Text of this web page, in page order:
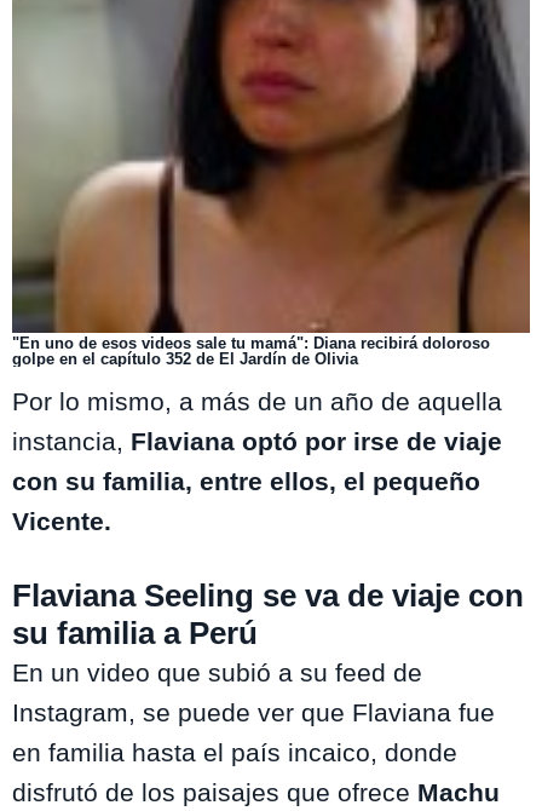
"En uno de esos videos sale tu mamá": Diana recibirá doloroso
golpe en el capítulo 352 de El Jardín de Olivia
Por lo mismo, a más de un año de aquella
instancia, Flaviana optó por irse de viaje
con su familia, entre ellos, el pequeño
Vicente.
Flaviana Seeling se va de viaje con
su familia a Perú
En un video que subió a su feed de
Instagram, se puede ver que Flaviana fue
en familia hasta el país incaico, donde
disfrutó de los paisajes que ofrece Machu